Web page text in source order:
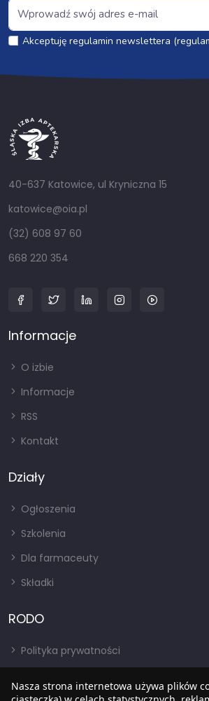
Akceptuję regulamin newslettera
40-637 Katowice, ul Kryniczna 15
katowice@oia.pl
(32) 608 97 60
668 220 354
Informacje
O izbie
Informacje
RSS
Kontakt
Działy
Ogłoszenia
Szkolenia
Dla farmaceuty
Składki
RODO
Polityka prywatności
Nasza strona internetowa używa plików